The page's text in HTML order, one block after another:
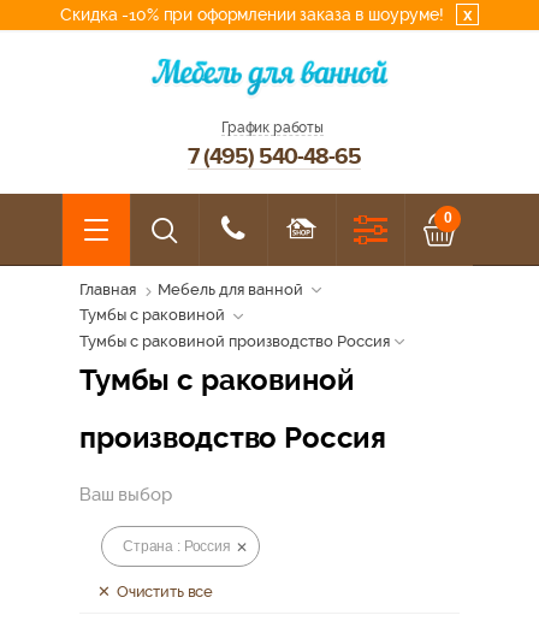
Скидка -10% при оформлении заказа в шоуруме! x
График работы
7 (495) 540-48-65
0
Главная
Мебель для ванной
Тумбы с раковиной
Тумбы с раковиной производство Россия
Тумбы с раковиной
производство Россия
Ваш выбор
Страна : Россия
Очистить все